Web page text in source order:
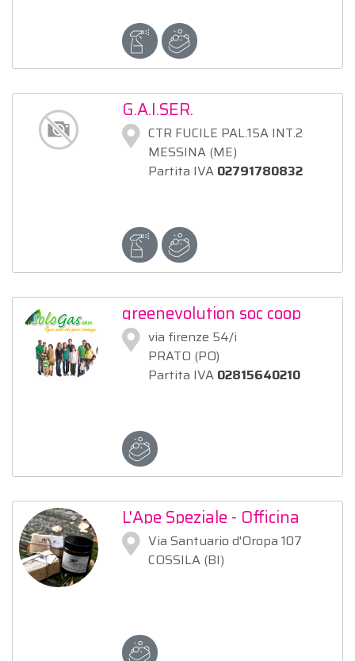
G.A.I.SER.
CTR FUCILE PAL.15A INT.2
MESSINA (ME)
Partita IVA 02791780832
greenevolution soc coop
via firenze 54/i
PRATO (PO)
Partita IVA 02815640210
L'Ape Speziale - Officina
Artigianale
Via Santuario d'Oropa 107
COSSILA (BI)